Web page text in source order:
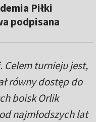
Piłki
podpisana
Celem turnieju jest,
równy dostęp do
boisk Orlik
najmłodszych lat